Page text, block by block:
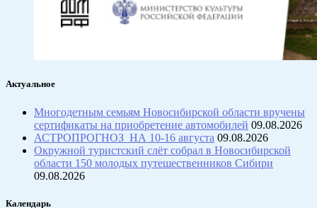
Актуальное
Многодетным семьям Новосибирской области вручены
сертификаты на приобретение автомобилей 09.08.2026
АСТРОПРОГНОЗ НА 10-16 августа 09.08.2026
Окружной туристский слёт собрал в Новосибирской
области 150 молодых путешественников Сибири
09.08.2026
Календарь